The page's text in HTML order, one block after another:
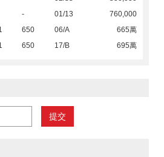
- 01/13
760,000
650 06/A
665萬
650 17/B 695萬
提交